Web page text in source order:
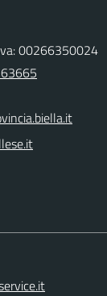
00266350024